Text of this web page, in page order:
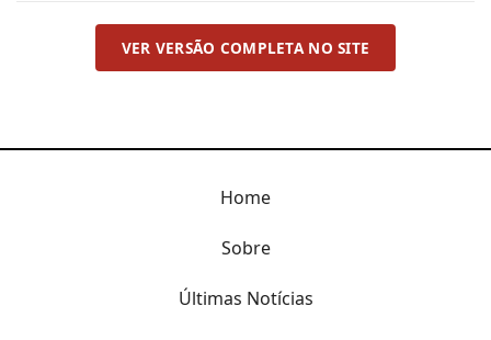
VER VERSÃO COMPLETA NO SITE
Home
Sobre
Últimas Notícias